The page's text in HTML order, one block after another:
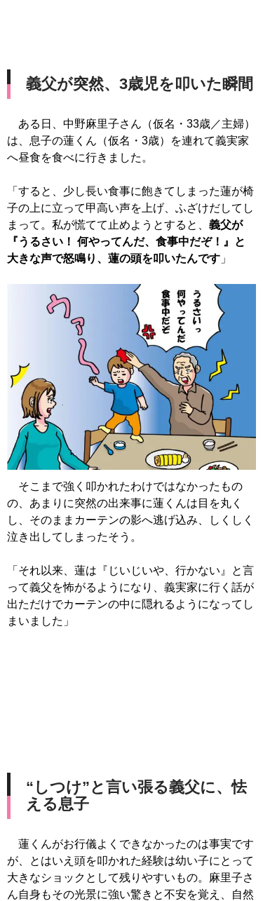
義父が突然、3歳児を叩いた瞬間
ある日、中野麻里子さん（仮名・33歳／主婦）
は、息子の蓮くん（仮名・3歳）を連れて義実家
へ昼食を食べに行きました。
「すると、少し長い食事に飽きてしまった蓮が椅
子の上に立って甲高い声を上げ、ふざけだしてし
まって。私が慌てて止めようとすると、 義父が
『うるさい！ 何やってんだ、食事中だぞ！』と
大きな声で怒鳴り、蓮の頭を叩いたんです 」
そこまで強く叩かれたわけではなかったもの
の、あまりに突然の出来事に蓮くんは目を丸く
し、そのままカーテンの影へ逃げ込み、しくしく
泣き出してしまったそう。
「それ以来、蓮は『じいじいや、行かない』と言
って義父を怖がるようになり、義実家に行く話が
出ただけでカーテンの中に隠れるようになってし
まいました」
“しつけ”と言い張る義父に、怯
える息子
蓮くんがお行儀よくできなかったのは事実です
が、とはいえ頭を叩かれた経験は幼い子にとって
大きなショックとして残りやすいもの。麻里子さ
ん自身もその光景に強い驚きと不安を覚え、自然